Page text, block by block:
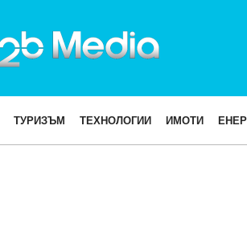
ТУРИЗЪМ ТЕХНОЛОГИИ ИМОТИ